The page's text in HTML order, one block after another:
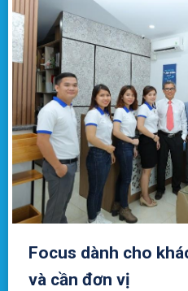
Focus dành cho
và cần đơn vị